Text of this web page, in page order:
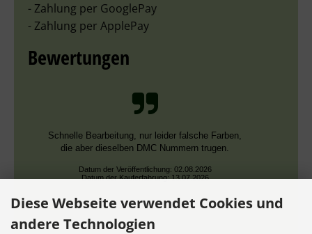
- Zahlung per GooglePay
- Zahlung per ApplePay
Bewertungen
Schnelle Bearbeitung, nur leider falsche Farben,
die aber dieselben DMC Nummern trugen.
Datum der Veröffentlichung: 02.08.2026
Datum der Kauferfahrung: 13.07.2026
Diese Webseite verwendet Cookies und
andere Technologien